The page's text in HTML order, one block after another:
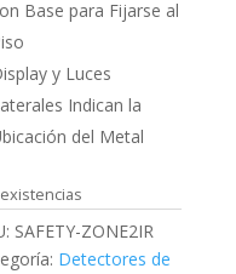
Base para Fijarse al
y Luces
Indican la
del Metal
SAFETY-ZONE2IR
Detectores de